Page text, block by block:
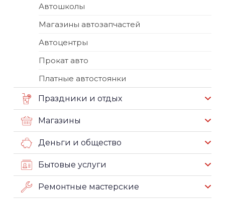
Автошколы
Магазины автозапчастей
Автоцентры
Прокат авто
Платные автостоянки
Праздники и отдых
Магазины
Деньги и общество
Бытовые услуги
Ремонтные мастерские